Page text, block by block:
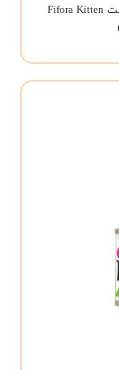
کنسرو غذای بچه گربه فیفورا با طعم میکس گوشت Fifora Kitten